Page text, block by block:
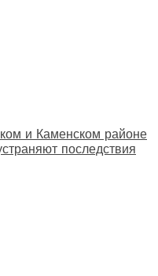
и Каменском районе
последствия